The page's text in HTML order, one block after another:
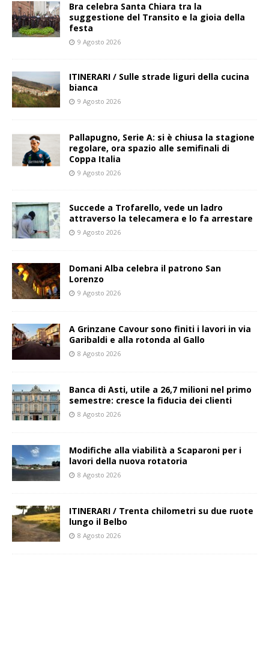
Bra celebra Santa Chiara tra la
suggestione del Transito e la gioia della
festa
9 Agosto 2026
ITINERARI / Sulle strade liguri della cucina
bianca
9 Agosto 2026
Pallapugno, Serie A: si è chiusa la stagione
regolare, ora spazio alle semifinali di
Coppa Italia
9 Agosto 2026
Succede a Trofarello, vede un ladro
attraverso la telecamera e lo fa arrestare
9 Agosto 2026
Domani Alba celebra il patrono San
Lorenzo
9 Agosto 2026
A Grinzane Cavour sono finiti i lavori in via
Garibaldi e alla rotonda al Gallo
8 Agosto 2026
Banca di Asti, utile a 26,7 milioni nel primo
semestre: cresce la fiducia dei clienti
8 Agosto 2026
Modifiche alla viabilità a Scaparoni per i
lavori della nuova rotatoria
8 Agosto 2026
ITINERARI / Trenta chilometri su due ruote
lungo il Belbo
8 Agosto 2026